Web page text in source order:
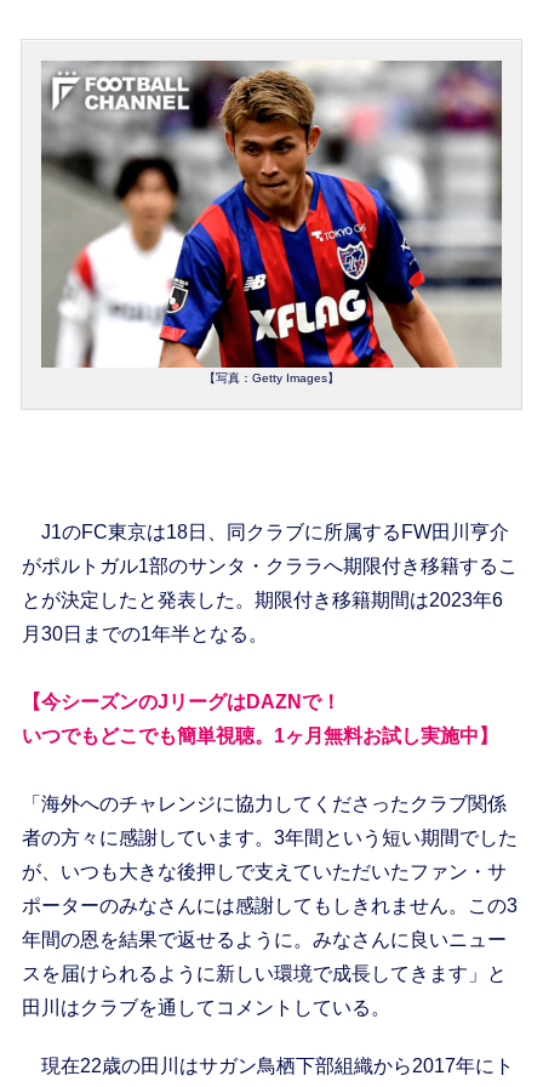
【写真：Getty Images】
J1のFC東京は18日、同クラブに所属するFW田川亨介
がポルトガル1部のサンタ・クララへ期限付き移籍するこ
とが決定したと発表した。期限付き移籍期間は2023年6
月30日までの1年半となる。
【今シーズンのJリーグはDAZNで！
いつでもどこでも簡単視聴。1ヶ月無料お試し実施中】
「海外へのチャレンジに協力してくださったクラブ関係
者の方々に感謝しています。3年間という短い期間でした
が、いつも大きな後押しで支えていただいたファン・サ
ポーターのみなさんには感謝してもしきれません。この3
年間の恩を結果で返せるように。みなさんに良いニュー
スを届けられるように新しい環境で成長してきます」と
田川はクラブを通してコメントしている。
現在22歳の田川はサガン鳥栖下部組織から2017年にト